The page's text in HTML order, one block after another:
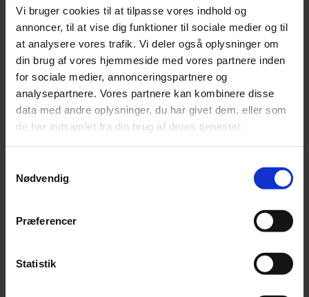
Vi bruger cookies til at tilpasse vores indhold og
annoncer, til at vise dig funktioner til sociale medier og til
at analysere vores trafik. Vi deler også oplysninger om
din brug af vores hjemmeside med vores partnere inden
for sociale medier, annonceringspartnere og
analysepartnere. Vores partnere kan kombinere disse
data med andre oplysninger, du har givet dem, eller som
de har indsamlet fra din brug af deres tjenester.
Nødvendig
Præferencer
Statistik
Mød også en dansk virksomhed, der har succes i
Tyskland, og hør om deres erfaringer.
Vi slutter af med et let traktement, hvor du har
mulighed for at netværke og få inspiration fra andre
erhvervsfolk. Du kan også drøfte konkrete forhold
med oplægsholderne.
Tilmelding
senest 24.3.2014. Tilmeld dig via siden her
swk@daenische-advokaten.de, tel. 6314 20 81.
Mandag, 31. marts 2014 kl. 16:00 – 19:00